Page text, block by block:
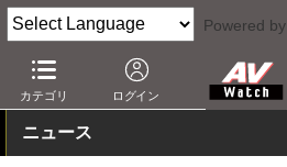
Powered by
カテゴリ ログイン
AV Watch 製品 ヘッドフォン final
ニュース